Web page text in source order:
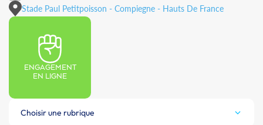
Stade Paul Petitpoisson - Compiegne - Hauts De France
ENGAGEMENT
EN LIGNE
Choisir une rubrique